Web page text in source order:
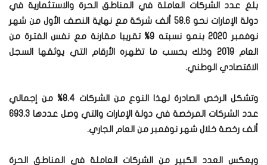
بلغ عدد الشركات العاملة في المناطق الحرة والاستثمارية في
دولة الإمارات نحو 58.6 ألف شركة مع نهاية النصف الأول من شهر
نوفمبر 2020 بنمو نسبته 9% تقريبا مقارنة مع نفس الفترة من
العام 2019 وذلك بحسب ما تظهره الأرقام التي يوثقها السجل
الاقتصادي الوطني.
وتشكل الرخص الصادرة لهذا النوع من الشركات 8.4% من إجمالي
عدد الشركات المرخصة في دولة الإمارات والتي وصل عددها 693.3
ألف رخصة خلال شهر نوفمبر من العام الجاري.
ويعكس العدد الكبير من الشركات العاملة في المناطق الحرة